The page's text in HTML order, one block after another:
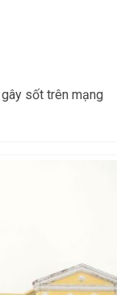
sốt trên mạng